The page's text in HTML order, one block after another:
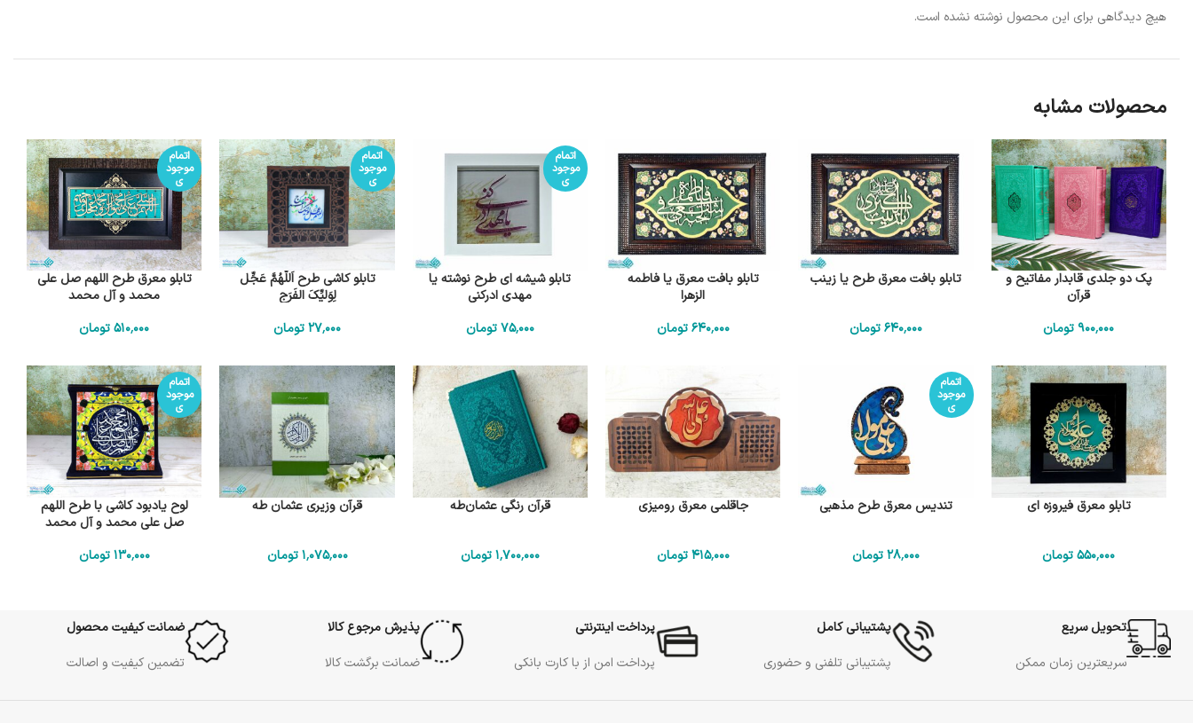
هیچ دیدگاهی برای این محصول نوشته نشده است.
محصولات مشابه
پک دو جلدی قابدار مفاتیح و
قرآن
900٬000 تومان
تابلو بافت معرق طرح یا زینب
640٬000تومان
تابلو بافت معرق یا فاطمه
الزهرا
640٬000 تومان
اتمام
موجود
ی
تابلو شیشه ای طرح نوشته یا
مهدی ادرکنی
75٬000تومان
اتمام
موجود
ی
تابلو کاشی طرح اَللّهُمَّ عَجِّل
لِوَلیِّکَ الفَرَج
27٬000تومان
اتمام
موجود
ی
تابلو معرق طرح اللهم صل علی
محمد و آل محمد
510٬000 تومان
تابلو معرق فیروزه ای
550٬000 تومان
اتمام
موجود
ی
تندیس معرق طرح مذهبی
28٬000تومان
جاقلمی معرق رومیزی
415٬000 تومان
قرآن رنگی عثمان‌طه
1٬700٬000تومان
قرآن وزیری عثمان طه
1٬075٬000 تومان
اتمام
موجود
ی
لوح یادبود کاشی با طرح اللهم
صل علی محمد و آل محمد
130٬000 تومان
تحویل سریع
سریعترین زمان ممکن
پشتیبانی کامل
پشتیبانی تلفنی و حضوری
پرداخت اینترنتی
پرداخت امن از با کارت بانکی
پذیرش مرجوع کالا
ضمانت برگشت کالا
ضمانت کیفیت محصول
تضمین کیفیت و اصالت